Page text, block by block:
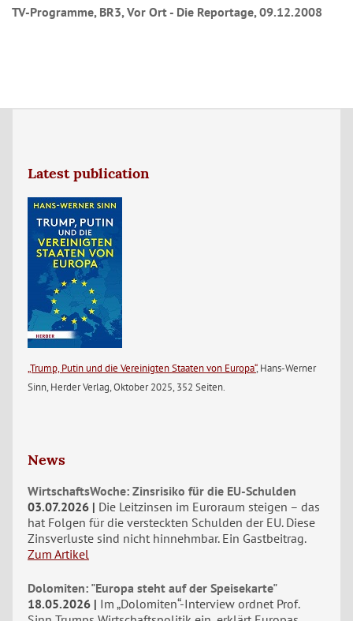
TV-Programme, BR3, Vor Ort - Die Reportage, 09.12.2008
Latest publication
„Trump, Putin und die Vereinigten Staaten von Europa“, Hans-Werner
Sinn, Herder Verlag, Oktober 2025, 352 Seiten.
News
WirtschaftsWoche: Zinsrisiko für die EU-Schulden
03.07.2026
Die Leitzinsen im Euroraum steigen – das
hat Folgen für die versteckten Schulden der EU. Diese
Zinsverluste sind nicht hinnehmbar. Ein Gastbeitrag.
Zum Artikel
Dolomiten: "Europa steht auf der Speisekarte"
18.05.2026
Im „Dolomiten“-Interview ordnet Prof.